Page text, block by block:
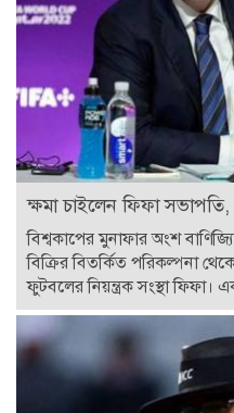
ক্ষমা চাইলেন ফিফা
বিশ্বকাপের মুনাফার অংশ
বিক্রির বিতর্কিত পরিকল্পনা
ফুটবলের নিয়ন্ত্রক সংস্থা